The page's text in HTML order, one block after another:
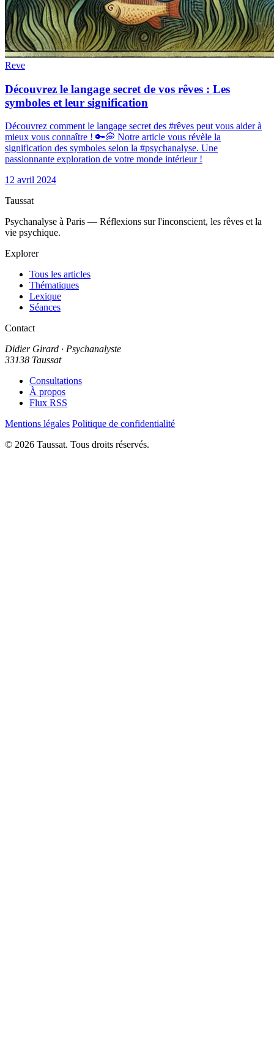
Reve
Découvrez le langage secret de vos rêves : Les
symboles et leur signification
Découvrez comment le langage secret des #rêves peut vous aider à
mieux vous connaître ! 🔑💭 Notre article vous révèle la
signification des symboles selon la #psychanalyse. Une
passionnante exploration de votre monde intérieur !
12 avril 2024
Taussat
Psychanalyse à Paris — Réflexions sur l'inconscient, les rêves et la
vie psychique.
Explorer
Tous les articles
Thématiques
Lexique
Séances
Contact
Didier Girard · Psychanalyste
33138 Taussat
Consultations
À propos
Flux RSS
Mentions légales Politique de confidentialité
© 2026 Taussat. Tous droits réservés.